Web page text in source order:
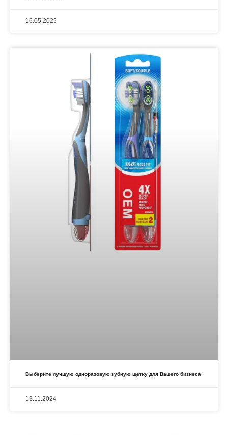
16.05.2025
Выберите лучшую одноразовую зубную щетку для Вашего бизнеса
13.11.2024